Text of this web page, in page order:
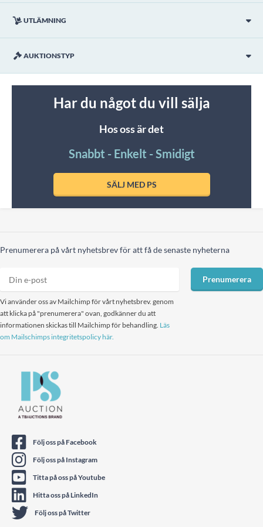
UTLÄMNING
AUKTIONSTYP
Har du något du vill sälja
Hos oss är det
Snabbt - Enkelt - Smidigt
SÄLJ MED PS
Prenumerera på vårt nyhetsbrev för att få de senaste nyheterna
Vi använder oss av Mailchimp för vårt nyhetsbrev. genom
att klicka på "prenumerera" ovan, godkänner du att
informationen skickas till Mailchimp för behandling. Läs
om Mailschimps integritetspolicy här.
Prenumerera
Följ oss på Facebook
Följ oss på Instagram
Titta på oss på Youtube
Hitta oss på LinkedIn
Följ oss på Twitter